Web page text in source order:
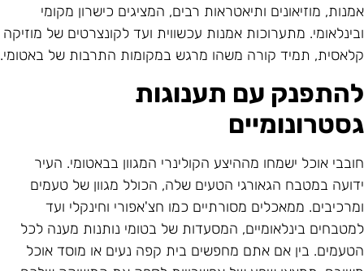
מוזיאונים ותיאטראות רבים, המציגים כישרון מקומי
מתערוכות אמנות עכשווית ועד לקונצרטים של מוזיקה
תמיד קורה משהו מרגש במקומות התרבות של באטומי.
עם תענוגות
אוכל ישמחו מההיצע הקולינרי המגוון בבאטומי. העיר
במטבח הגאורגי הטעים שלה, הכולל מגוון של טעמים
ממאכלים מסורתיים כמו חצ'אפורי וחינקלי ועד
בינלאומיים, המסעדות של בטומי נותנות מענה לכל
בין אם אתם מחפשים בית קפה נעים או מוסד אוכל